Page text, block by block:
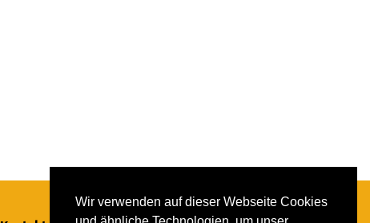
Wir verwenden auf dieser Webseite Cookies